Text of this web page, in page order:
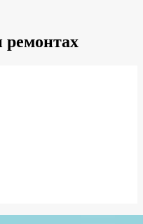
ремонтах